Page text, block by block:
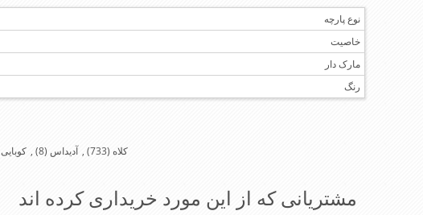
نوع پارچه
خاصیت
مارک دار
رنگ
کلاه (733)
, آدیداس (8)
, کوبایی
مشتریانی که از این مورد خریداری کرده اند